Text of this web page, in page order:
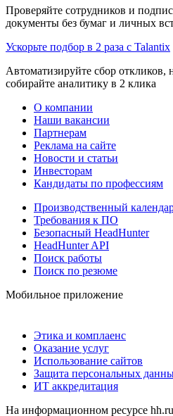
Проверяйте сотрудников и
документы без бумаг и личных
Ускорьте подбор в 2 раза с Talantix
Автоматизируйте сбор откликов,
собирайте аналитику в 2 клика
О компании
Наши вакансии
Партнерам
Реклама на сайте
Новости и статьи
Инвесторам
Кандидаты по профессиям
Производственный
Требования к ПО
Безопасный HeadHunter
HeadHunter API
Поиск работы
Поиск по резюме
Мобильное приложение
Этика и комплаенс
Оказание услуг
Использование сайтов
Защита персональных
ИТ аккредитация
На информационном ресурсе hh.ru